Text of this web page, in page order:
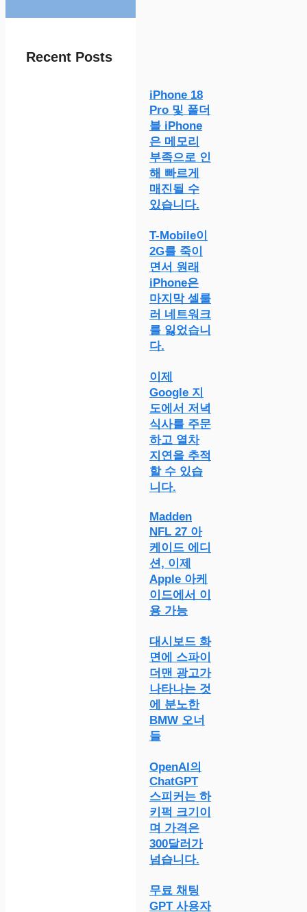
Recent Posts
iPhone 18
Pro 및 폴더
블 iPhone
은 메모리
부족으로 인
해 빠르게
매진될 수
있습니다.
T-Mobile이
2G를 죽이
면서 원래
iPhone은
마지막 셀룰
러 네트워크
를 잃었습니
다.
이제
Google 지
도에서 저녁
식사를 주문
하고 열차
지연을 추적
할 수 있습
니다.
Madden
NFL 27 아
케이드 에디
션, 이제
Apple 아케
이드에서 이
용 가능
대시보드 화
면에 스파이
더맨 광고가
나타나는 것
에 분노한
BMW 오너
들
OpenAI의
ChatGPT
스피커는 하
키퍽 크기이
며 가격은
300달러가
넘습니다.
무료 채팅
GPT 사용자